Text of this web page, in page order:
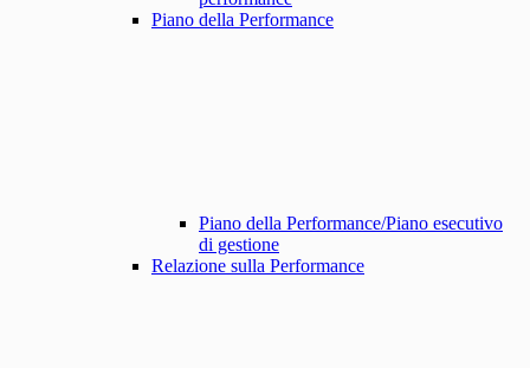
Piano della Performance
Piano della Performance/Piano esecutivo
di gestione
Relazione sulla Performance